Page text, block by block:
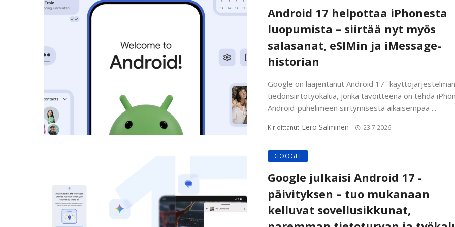
Android 17 helpottaa iPhonesta
luopumista – siirtää nyt myös
salasanat, eSIMin ja iMessage-
historian
Google on laajentanut Android 17 -käyttöjärjestelmän
tiedonsiirtotyökalua, jonka tavoitteena on tehdä
Android-puhelimeen siirtymisestä aikaisempaa ...
Kirjoittanut Eero Salminen 23.7.2026
GOOGLE
Google julkaisi Android 17 -
päivityksen – tuo mukanaan
kelluvat sovellusikkunat,